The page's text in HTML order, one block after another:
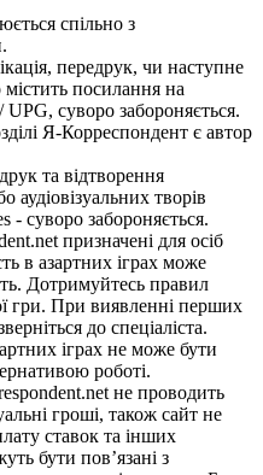
спільно з
передрук, чи наступне
посилання на
суворо забороняється.
Я-Корреспондент є автор
та відтворення
аудіовізуальних творів
- суворо забороняється.
призначені для осіб
в азартних іграх може
Дотримуйтесь правил
гри. При виявленні перших
до спеціаліста.
іграх не може бути
роботі.
не проводить
гроші, також сайт не
ставок та інших
бути пов’язані з